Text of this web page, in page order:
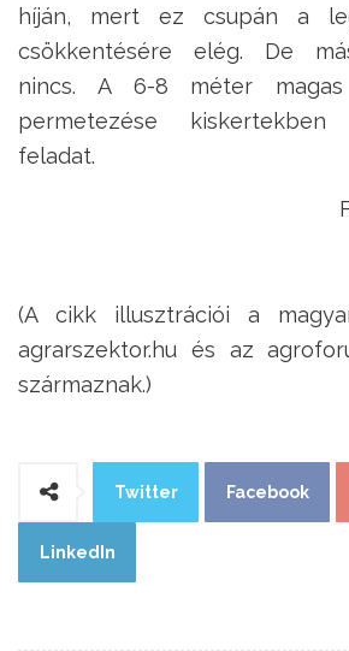
híján, mert ez csupán a
csökkentésére elég. De
nincs. A 6-8 méter
permetezése kiskertekben
feladat.
(A cikk illusztrációi a
agrarszektor.hu és az
származnak.)
Twitter Facebook
LinkedIn